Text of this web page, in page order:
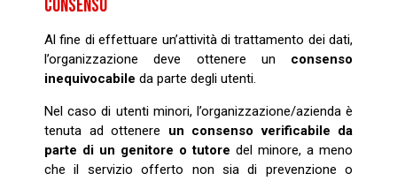
CONSENSO
Al fine di effettuare un’attività di trattamento dei dati,
l’organizzazione deve ottenere un consenso
inequivocabile da parte degli utenti.
Nel caso di utenti minori, l’organizzazione/azienda è
tenuta ad ottenere un consenso verificabile da
parte di un genitore o tutore del minore, a meno
che il servizio offerto non sia di prevenzione o